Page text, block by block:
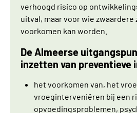
verhoogd risico op
uitval, maar voor wie
voorkomen kan worden.
De Almeerse
inzetten van preventieve
het voorkomen van, het
vroeginterveniëren bij een
opvoedingsproblemen,